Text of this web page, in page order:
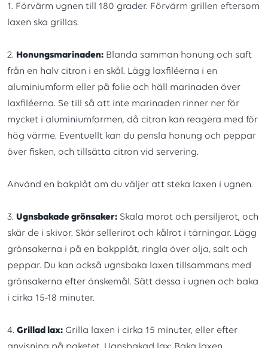
1. Förvärm ugnen till 180 grader. Förvärm grillen eftersom
laxen ska grillas.
2. Honungsmarinaden: Blanda samman honung och saft
från en halv citron i en skål. Lägg laxfiléerna i en
aluminiumform eller på folie och häll marinaden över
laxfiléerna. Se till så att inte marinaden rinner ner för
mycket i aluminiumformen, då citron kan reagera med för
hög värme. Eventuellt kan du pensla honung och peppar
över fisken, och tillsätta citron vid servering.
Använd en bakplåt om du väljer att steka laxen i ugnen.
3. Ugnsbakade grönsaker: Skala morot och persiljerot, och
skär de i skivor. Skär sellerirot och kålrot i tärningar. Lägg
grönsakerna i på en bakpplåt, ringla över olja, salt och
peppar. Du kan också ugnsbaka laxen tillsammans med
grönsakerna efter önskemål. Sätt dessa i ugnen och baka
i cirka 15-18 minuter.
4. Grillad lax: Grilla laxen i cirka 15 minuter, eller efter